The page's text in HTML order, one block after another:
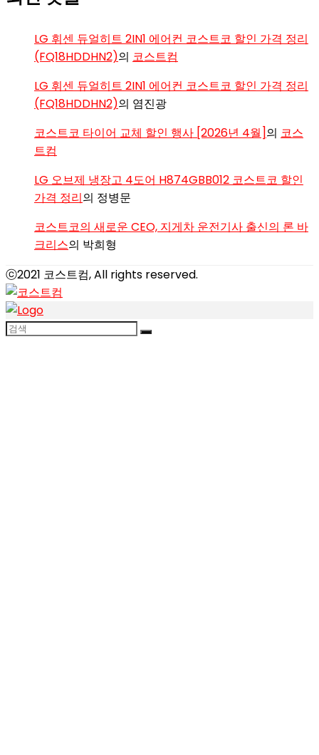
LG 휘센 듀얼히트 2IN1 에어컨 코스트코 할인 가격 정리
(FQ18HDDHN2)의 코스트컴
LG 휘센 듀얼히트 2IN1 에어컨 코스트코 할인 가격 정리
(FQ18HDDHN2)의 염진광
코스트코 타이어 교체 할인 행사 [2026년 4월]의 코스
트컴
LG 오브제 냉장고 4도어 H874GBB012 코스트코 할인
가격 정리의 정병문
코스트코의 새로운 CEO, 지게차 운전기사 출신의 론 바
크리스의 박희형
ⓒ2021 코스트컴, All rights reserved.